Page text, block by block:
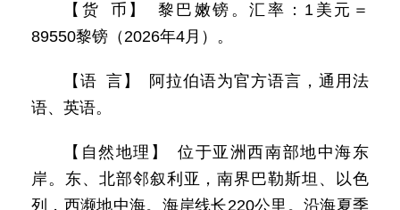
【货 币】 黎巴嫩镑。汇率：1美元＝
89550黎镑（2026年4月）。
【语 言】 阿拉伯语为官方语言，通用法
语、英语。
【自然地理】 位于亚洲西南部地中海东
岸。东、北部邻叙利亚，南界巴勒斯坦、以色
列，西濒地中海。海岸线长220公里。沿海夏季